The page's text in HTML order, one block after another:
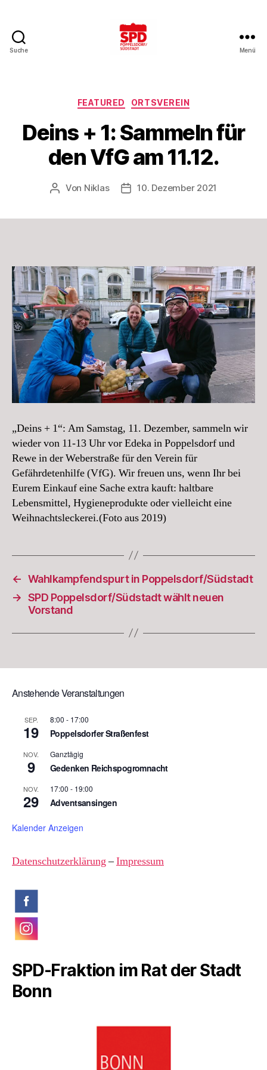
Suche Menü
Kategorien
FEATURED ORTSVEREIN
Deins + 1: Sammeln für
den VfG am 11.12.
Beitragsautor
Von Niklas Beitragsdatum
10. Dezember 2021
„Deins + 1“: Am Samstag, 11. Dezember, sammeln wir
wieder von 11-13 Uhr vor Edeka in Poppelsdorf und
Rewe in der Weberstraße für den Verein für
Gefährdetenhilfe (VfG). Wir freuen uns, wenn Ihr bei
Eurem Einkauf eine Sache extra kauft: haltbare
Lebensmittel, Hygieneprodukte oder vielleicht eine
Weihnachtsleckerei.(Foto aus 2019)
← Wahlkampfendspurt in Poppelsdorf/Südstadt
→ SPD Poppelsdorf/Südstadt wählt neuen
Vorstand
Anstehende Veranstaltungen
SEP.
19
8:00 - 17:00
Poppelsdorfer Straßenfest
NOV.
9
Ganztägig
Gedenken Reichspogromnacht
NOV.
29
17:00 - 19:00
Adventsansingen
Kalender Anzeigen
Datenschutzerklärung–Impressum
SPD-Fraktion im Rat der Stadt
Bonn